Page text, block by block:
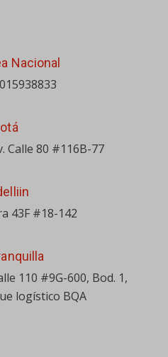
Nacional
Calle 80 #116B-77
43F #18-142
110 #9G-600, Bod. 1,
logístico BQA